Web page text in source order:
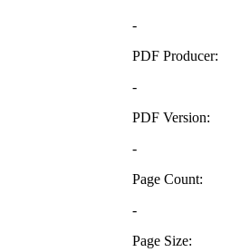
-
PDF Producer:
-
PDF Version:
-
Page Count:
-
Page Size: